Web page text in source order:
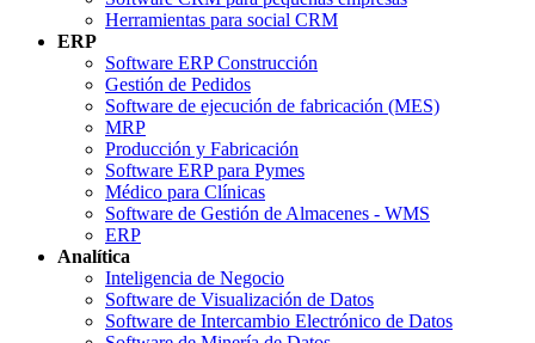
Herramientas para social CRM
ERP
Software ERP Construcción
Gestión de Pedidos
Software de ejecución de fabricación (MES)
MRP
Producción y Fabricación
Software ERP para Pymes
Médico para Clínicas
Software de Gestión de Almacenes - WMS
ERP
Analítica
Inteligencia de Negocio
Software de Visualización de Datos
Software de Intercambio Electrónico de Datos